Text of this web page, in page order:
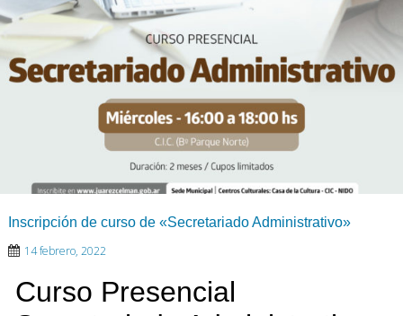
Inscripción de curso de «Secretariado Administrativo»
14 febrero, 2022